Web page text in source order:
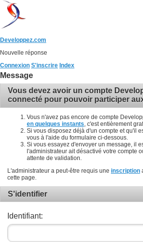
Developpez.com
Nouvelle réponse
Connexion S'inscrire Index
Message
Vous devez avoir un compte
connecté pour pouvoir participer
Vous n'avez pas encore de compte
en quelques instants , c'est entièrement
Si vous disposez déjà d'un compte et qu'il
vous à l'aide du formulaire ci-dessous.
Si vous essayez d'envoyer un message, il
l'administrateur ait désactivé votre compte
attente de validation.
L'administrateur a peut-être requis une inscription
cette page.
S'identifier
Identifiant: